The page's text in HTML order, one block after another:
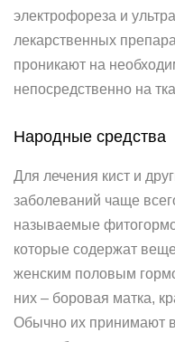
электрофореза и
лекарственных
проникают на
непосредственно на
Народные средства
Для лечения кист и
заболеваний чаще
называемые
которые содержат
женским половым
них – боровая матка,
Обычно их принимают